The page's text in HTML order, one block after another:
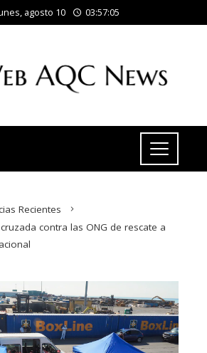
agosto 10 03:57:06
Recientes
contra las ONG de rescate a